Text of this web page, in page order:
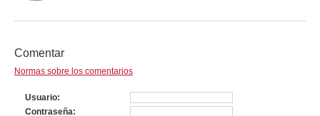
Comentar
Normas sobre los comentarios
Usuario
Contraseña